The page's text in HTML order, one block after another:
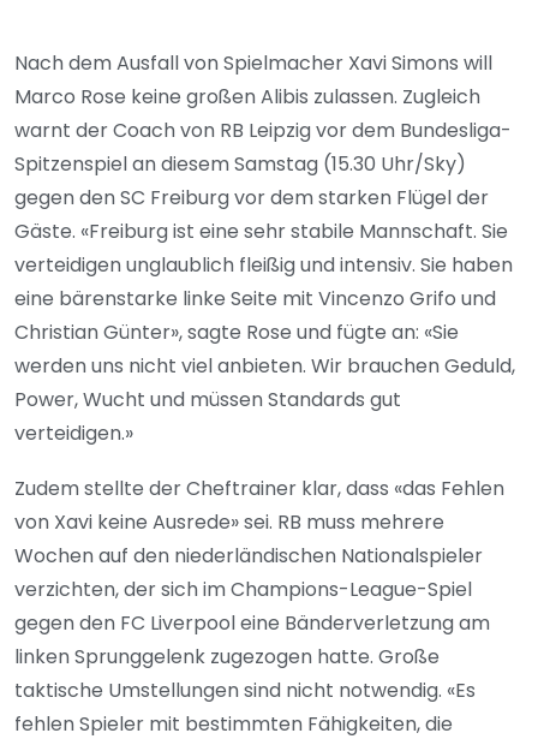
Nach dem Ausfall von Spielmacher Xavi Simons will
Marco Rose keine großen Alibis zulassen. Zugleich
warnt der Coach von RB Leipzig vor dem Bundesliga-
Spitzenspiel an diesem Samstag (15.30 Uhr/Sky)
gegen den SC Freiburg vor dem starken Flügel der
Gäste. «Freiburg ist eine sehr stabile Mannschaft. Sie
verteidigen unglaublich fleißig und intensiv. Sie haben
eine bärenstarke linke Seite mit Vincenzo Grifo und
Christian Günter», sagte Rose und fügte an: «Sie
werden uns nicht viel anbieten. Wir brauchen Geduld,
Power, Wucht und müssen Standards gut
verteidigen.»
Zudem stellte der Cheftrainer klar, dass «das Fehlen
von Xavi keine Ausrede» sei. RB muss mehrere
Wochen auf den niederländischen Nationalspieler
verzichten, der sich im Champions-League-Spiel
gegen den FC Liverpool eine Bänderverletzung am
linken Sprunggelenk zugezogen hatte. Große
taktische Umstellungen sind nicht notwendig. «Es
fehlen Spieler mit bestimmten Fähigkeiten, die